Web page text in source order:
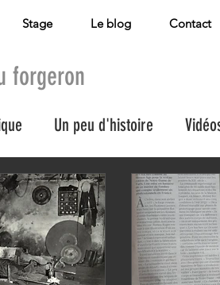
Stage Le blog Contact
forgeron
Un peu d'histoire